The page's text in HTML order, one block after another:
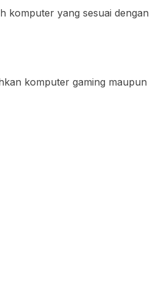
komputer yang sesuai dengan
komputer gaming maupun